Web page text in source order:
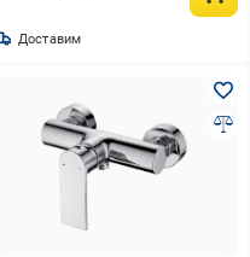
Доставим